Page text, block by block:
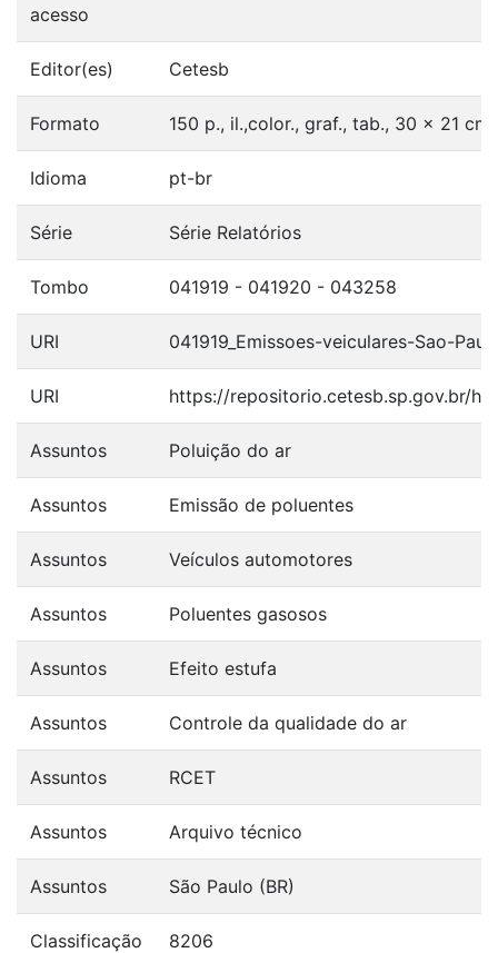
acesso
Editor(es) Cetesb
Formato 150 p., il.,color., graf., tab., 30 x 21 cm
Idioma pt-br
Série Série Relatórios
Tombo 041919 - 041920 - 043258
URI 041919_Emissoes-veiculares-Sao-
URI https://repositorio.cetesb.sp.gov.br/
Assuntos Poluição do ar
Assuntos Emissão de poluentes
Assuntos Veículos automotores
Assuntos Poluentes gasosos
Assuntos Efeito estufa
Assuntos Controle da qualidade do ar
Assuntos RCET
Assuntos Arquivo técnico
Assuntos São Paulo (BR)
Classificação 8206